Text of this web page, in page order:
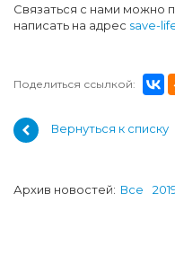
Связаться с нами можно
написать на адрес save-
Поделиться ссылкой:
Вернуться к списку
Архив новостей: Все